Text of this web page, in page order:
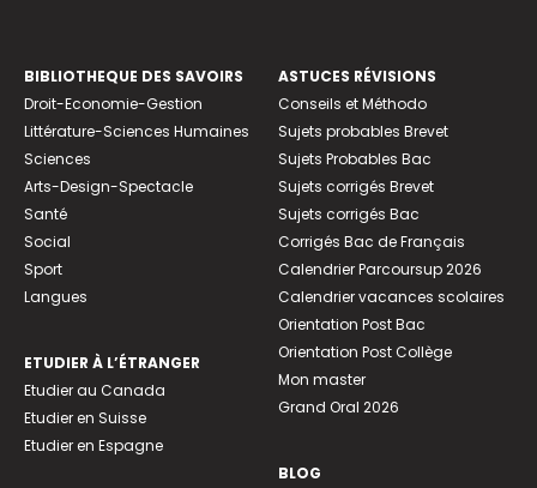
BIBLIOTHEQUE DES SAVOIRS
Droit-Economie-Gestion
Littérature-Sciences Humaines
Sciences
Arts-Design-Spectacle
Santé
Social
Sport
Langues
ETUDIER À L’ÉTRANGER
Etudier au Canada
Etudier en Suisse
Etudier en Espagne
ASTUCES RÉVISIONS
Conseils et Méthodo
Sujets probables Brevet
Sujets Probables Bac
Sujets corrigés Brevet
Sujets corrigés Bac
Corrigés Bac de Français
Calendrier Parcoursup 2026
Calendrier vacances scolaires
Orientation Post Bac
Orientation Post Collège
Mon master
Grand Oral 2026
BLOG